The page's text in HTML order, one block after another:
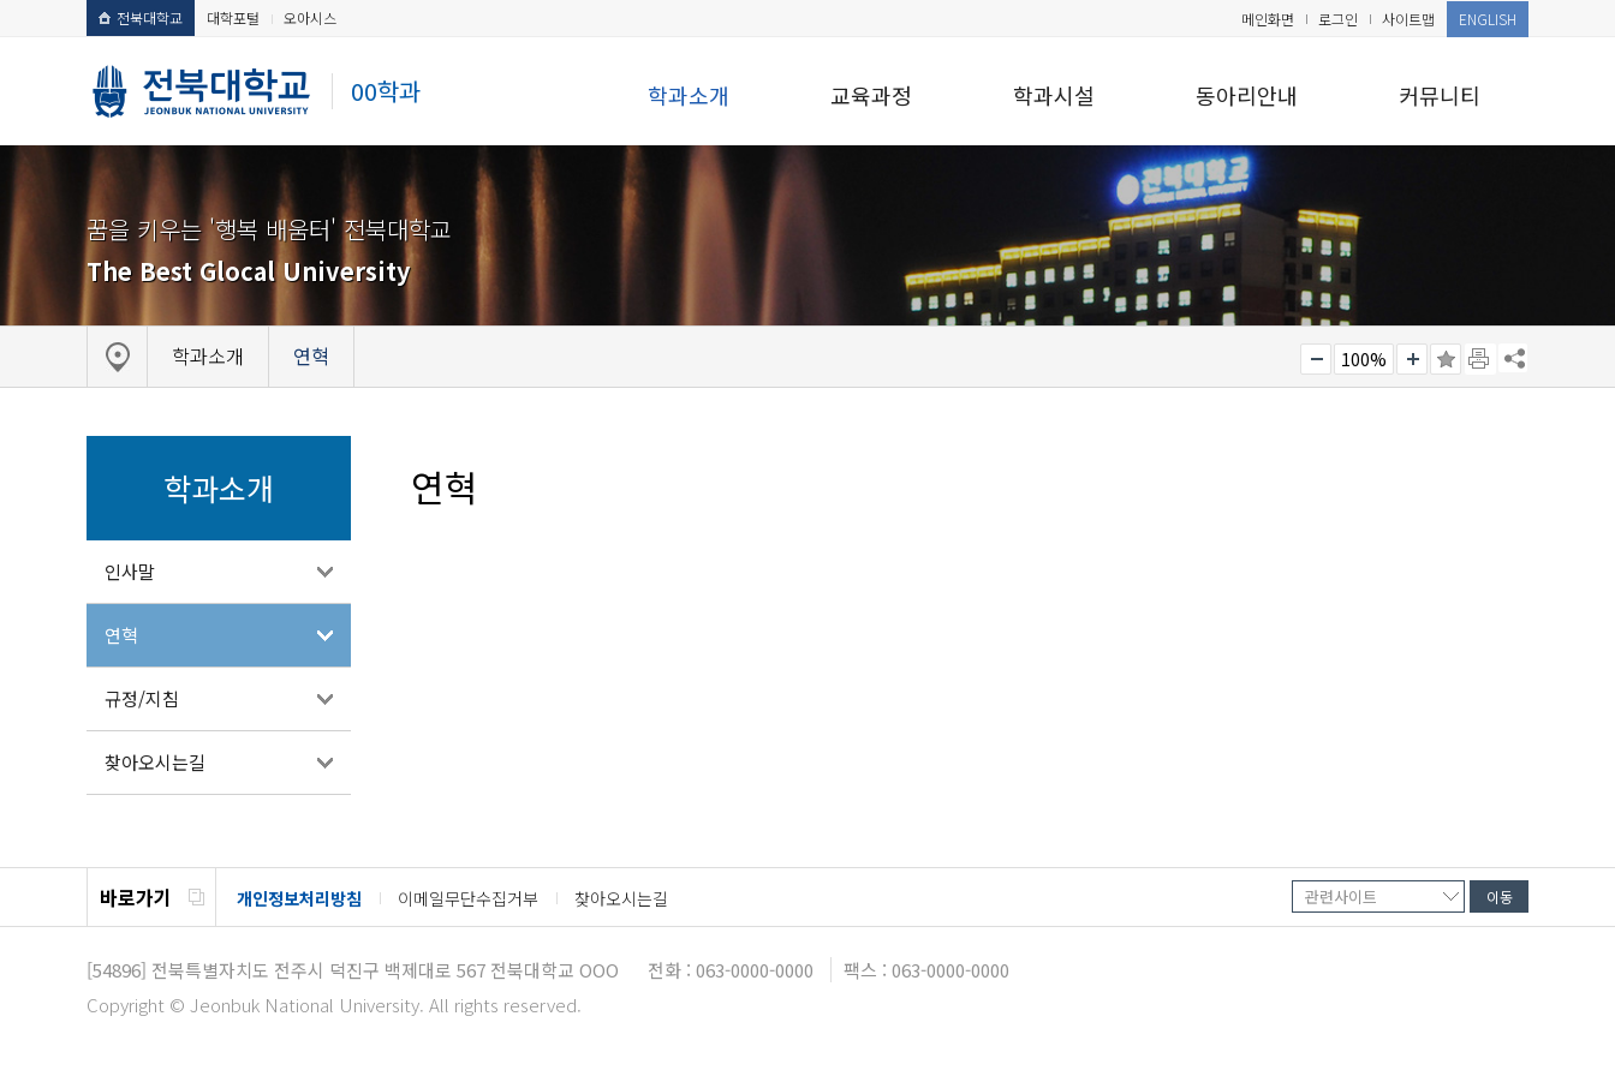
전북대학교 대학포털 오아시스
00학과
메인화면 로그인 사이트맵 ENGLISH
학과소개 교육과정 학과시설 동아리안내 커뮤니티
꿈을 키우는 '행복 배움터' 전북대학교
The Best Glocal University
학과소개 연혁 100%
학과소개
인사말
연혁
규정/지침
찾아오시는길
연혁
바로가기 개인정보처리방침 이메일무단수집거부 찾아오시는길
[54896] 전북특별자치도 전주시 덕진구 백제대로 567 전북대학교 OOO 전화 : 063-0000-0000
팩스 : 063-0000-0000
Copyright © Jeonbuk National University. All rights reserved.